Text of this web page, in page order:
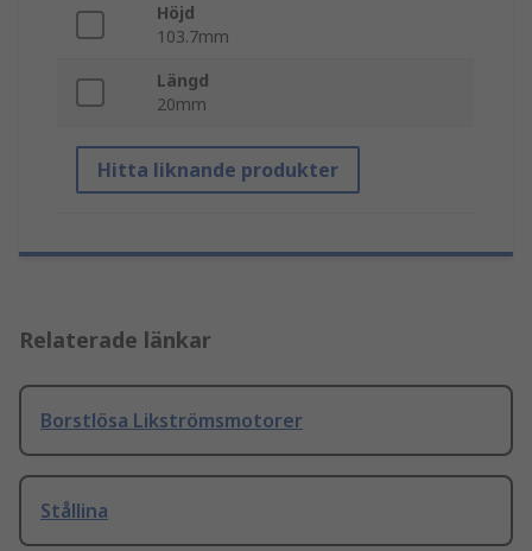
Höjd
103.7mm
Längd
20mm
Hitta liknande produkter
Relaterade länkar
Borstlösa Likströmsmotorer
Stållina